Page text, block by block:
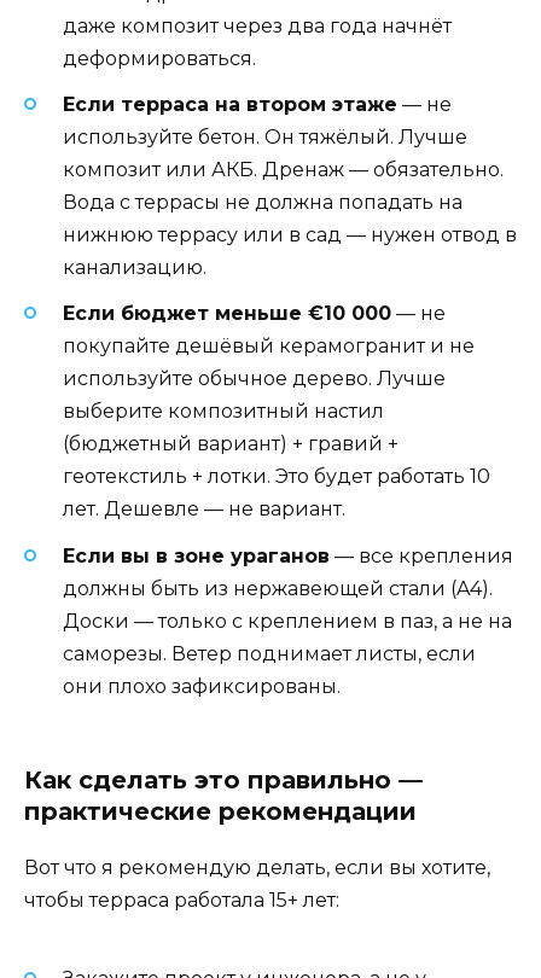
даже композит через два года начнёт
деформироваться.
Если терраса на втором этаже — не
используйте бетон. Он тяжёлый. Лучше
композит или АКБ. Дренаж — обязательно.
Вода с террасы не должна попадать на
нижнюю террасу или в сад — нужен отвод в
канализацию.
Если бюджет меньше €10 000 — не
покупайте дешёвый керамогранит и не
используйте обычное дерево. Лучше
выберите композитный настил
(бюджетный вариант) + гравий +
геотекстиль + лотки. Это будет работать 10
лет. Дешевле — не вариант.
Если вы в зоне ураганов — все крепления
должны быть из нержавеющей стали (A4).
Доски — только с креплением в паз, а не на
саморезы. Ветер поднимает листы, если
они плохо зафиксированы.
Как сделать это правильно —
практические рекомендации
Вот что я рекомендую делать, если вы хотите,
чтобы терраса работала 15+ лет: